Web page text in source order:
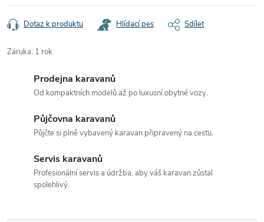
Dotaz k produktu Hlídací pes Sdílet
Záruka: 1 rok
Prodejna karavanů
Od kompaktních modelů až po luxusní obytné vozy.
Půjčovna karavanů
Půjčte si plně vybavený karavan připravený na cestu.
Servis karavanů
Profesionální servis a údržba, aby váš karavan zůstal
spolehlivý.